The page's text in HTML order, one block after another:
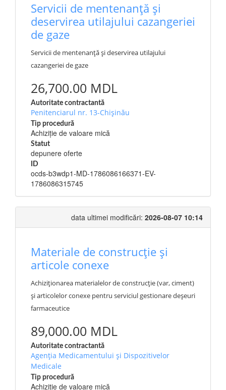
Servicii de mentenanță și
deservirea utilajului cazangeriei
de gaze
Servicii de mentenanță și deservirea utilajului
cazangeriei de gaze
26,700.00 MDL
Autoritate contractantă
Penitenciarul nr. 13-Chișinău
Tip procedură
Achiziție de valoare mică
Statut
depunere oferte
ID
ocds-b3wdp1-MD-1786086166371-EV-
1786086315745
data ultimei modificări: 2026-08-07 10:14
Materiale de construcție și
articole conexe
Achiziționarea materialelor de construcție (var, ciment)
și articolelor conexe pentru serviciul gestionare deșeuri
farmaceutice
89,000.00 MDL
Autoritate contractantă
Agenția Medicamentului și Dispozitivelor
Medicale
Tip procedură
Achiziție de valoare mică